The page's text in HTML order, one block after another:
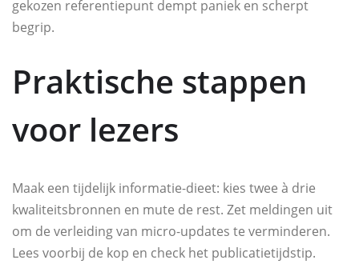
gekozen referentiepunt dempt paniek en scherpt
begrip.
Praktische stappen
voor lezers
Maak een tijdelijk informatie-dieet: kies twee à drie
kwaliteitsbronnen en mute de rest. Zet meldingen uit
om de verleiding van micro-updates te verminderen.
Lees voorbij de kop en check het publicatietijdstip.